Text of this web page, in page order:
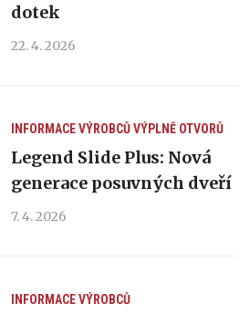
dotek
22. 4. 2026
INFORMACE VÝROBCŮVÝPLNĚ OTVORŮ
Legend Slide Plus: Nová
generace posuvných dveří
7. 4. 2026
INFORMACE VÝROBCŮ